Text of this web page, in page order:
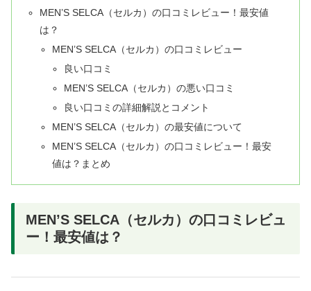
MEN’S SELCA（セルカ）の口コミレビュー！最安値
は？
MEN’S SELCA（セルカ）の口コミレビュー
良い口コミ
MEN’S SELCA（セルカ）の悪い口コミ
良い口コミの詳細解説とコメント
MEN’S SELCA（セルカ）の最安値について
MEN’S SELCA（セルカ）の口コミレビュー！最安
値は？まとめ
MEN’S SELCA（セルカ）の口コミレビュ
ー！最安値は？